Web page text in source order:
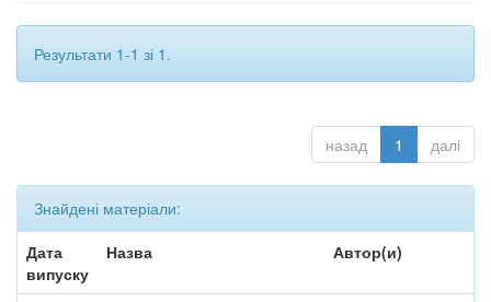
Результати 1-1 зі 1.
назад 1 далі
Знайдені матеріали:
Дата
випуску
Назва Автор(и)